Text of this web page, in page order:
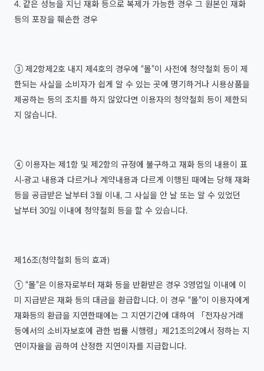
4. 같은 성능을 지닌 재화 등으로 복제가 가능한 경우 그 원본인 재화
등의 포장을 훼손한 경우
③ 제2항제2호 내지 제4호의 경우에 “몰”이 사전에 청약철회 등이 제
한되는 사실을 소비자가 쉽게 알 수 있는 곳에 명기하거나 시용상품을
제공하는 등의 조치를 하지 않았다면 이용자의 청약철회 등이 제한되
지 않습니다.
④ 이용자는 제1항 및 제2항의 규정에 불구하고 재화 등의 내용이 표
시·광고 내용과 다르거나 계약내용과 다르게 이행된 때에는 당해 재화
등을 공급받은 날부터 3월 이내, 그 사실을 안 날 또는 알 수 있었던
날부터 30일 이내에 청약철회 등을 할 수 있습니다.
제16조(청약철회 등의 효과)
① “몰”은 이용자로부터 재화 등을 반환받은 경우 3영업일 이내에 이
미 지급받은 재화 등의 대금을 환급합니다. 이 경우 “몰”이 이용자에게
재화등의 환급을 지연한때에는 그 지연기간에 대하여 「전자상거래
등에서의 소비자보호에 관한 법률 시행령」제21조의2에서 정하는 지
연이자율을 곱하여 산정한 지연이자를 지급합니다.